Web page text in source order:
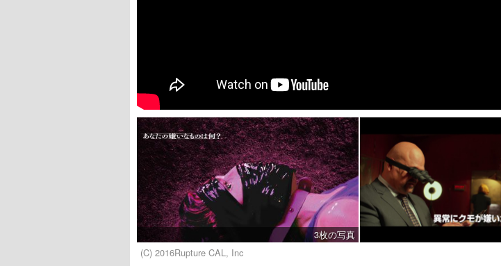
3枚の写真
(C) 2016Rupture CAL, Inc